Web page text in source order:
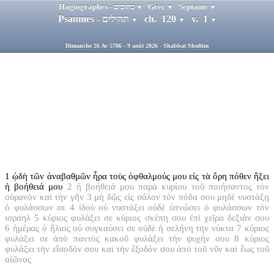
Hagiographes - כתובים ▼ Grec ▼ Septante ▼
▼ ch. 120 ▼ v. 1 ▼
Dimanche 26 Av 5786 - 9 août 2026 - Shabbat Shoftim
1 ᾠδὴ τῶν ἀναβαθμῶν ἦρα τοὺς ὀφθαλμούς μου εἰς τὰ ὄρη πόθεν ἥξει
ἡ βοήθειά μου 2 ἡ βοήθειά μου παρὰ κυρίου τοῦ ποιήσαντος τὸν
οὐρανὸν καὶ τὴν γῆν 3 μὴ δῷς εἰς σάλον τὸν πόδα σου μηδὲ νυστάξῃ
ὁ φυλάσσων σε 4 ἰδοὺ οὐ νυστάξει οὐδὲ ὑπνώσει ὁ φυλάσσων τὸν
ισραηλ 5 κύριος φυλάξει σε κύριος σκέπη σου ἐπὶ χεῖρα δεξιάν σου
6 ἡμέρας ὁ ἥλιος οὐ συγκαύσει σε οὐδὲ ἡ σελήνη τὴν νύκτα 7 κύριος
φυλάξει σε ἀπὸ παντὸς κακοῦ φυλάξει τὴν ψυχήν σου 8
κύριος
φυλάξει τὴν εἴσοδόν σου καὶ τὴν ἔξοδόν σου ἀπὸ τοῦ νῦν καὶ ἕως τοῦ
αἰῶνος